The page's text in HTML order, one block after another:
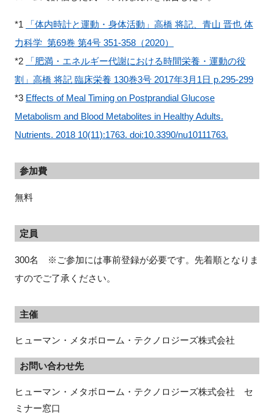
*1
「体内時計と運動・身体活動」高橋 将記、青山 晋也 体
力科学 第69巻 第4号 351-358（2020）
*2
「肥満・エネルギー代謝における時間栄養・運動の役
割」高橋 将記 臨床栄養 130巻3号 2017年3月1日 p.295-299
*3 Effects of Meal Timing on Postprandial Glucose
Metabolism and Blood Metabolites in Healthy Adults.
Nutrients. 2018 10(11):1763. doi:10.3390/nu10111763.
参加費
無料
定員
300名 ※ご参加には事前登録が必要です。先着順となりま
すのでご了承ください。
主催
ヒューマン・メタボローム・テクノロジーズ株式会社
お問い合わせ先
ヒューマン・メタボローム・テクノロジーズ株式会社　セ
ミナー窓口